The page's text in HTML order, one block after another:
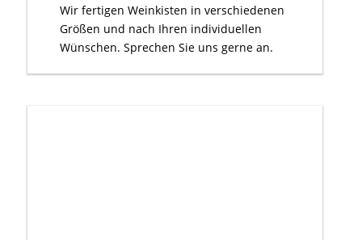
Wir fertigen Weinkisten in verschiedenen
Größen und nach Ihren individuellen
Wünschen. Sprechen Sie uns gerne an.